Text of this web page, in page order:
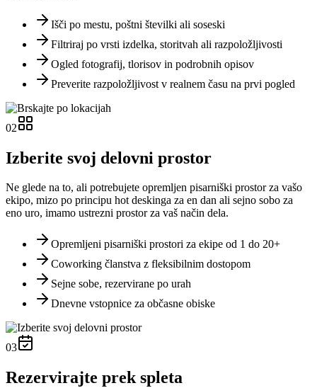
Išči po mestu, poštni številki ali soseski
Filtriraj po vrsti izdelka, storitvah ali razpoložljivosti
Ogled fotografij, tlorisov in podrobnih opisov
Preverite razpoložljivost v realnem času na prvi pogled
02
Izberite svoj delovni prostor
Ne glede na to, ali potrebujete opremljen pisarniški prostor za vašo
ekipo, mizo po principu hot deskinga za en dan ali sejno sobo za
eno uro, imamo ustrezni prostor za vaš način dela.
Opremljeni pisarniški prostori za ekipe od 1 do 20+
Coworking članstva z fleksibilnim dostopom
Sejne sobe, rezervirane po urah
Dnevne vstopnice za občasne obiske
03
Rezervirajte prek spleta